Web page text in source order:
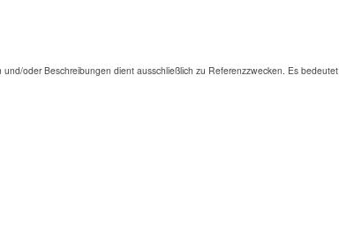
oder Beschreibungen dient ausschließlich zu Referenzzwecken. Es bedeutet